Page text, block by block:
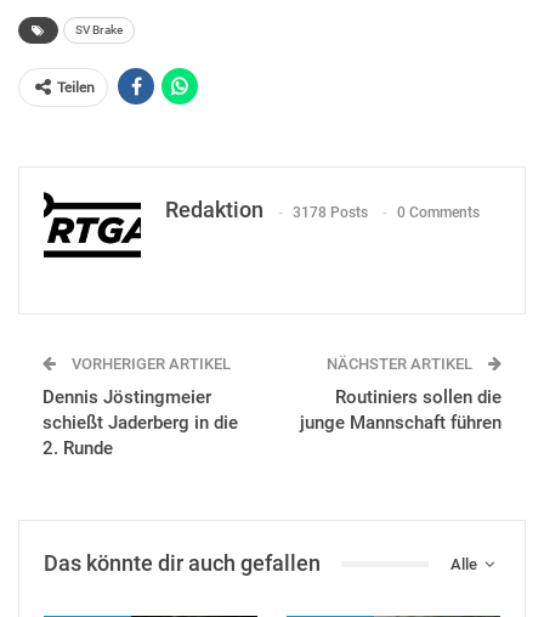
SV Brake
Teilen
Redaktion 3178 Posts 0 Comments
VORHERIGER ARTIKEL
Dennis Jöstingmeier
schießt Jaderberg in die
2. Runde
NÄCHSTER ARTIKEL
Routiniers sollen die
junge Mannschaft führen
Alle
Das könnte dir auch gefallen